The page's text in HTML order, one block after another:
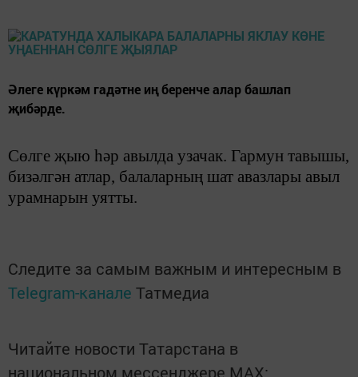
Әлеге күркәм гадәтне иң беренче алар башлап
җибәрде.
Сөлге җыю һәр авылда узачак. Гармун тавышы,
бизәлгән атлар, балаларның шат авазлары авыл
урамнарын уятты.
Следите за самым важным и интересным в
Telegram-канале Татмедиа
Читайте новости Татарстана в
национальном мессенджере MАХ: